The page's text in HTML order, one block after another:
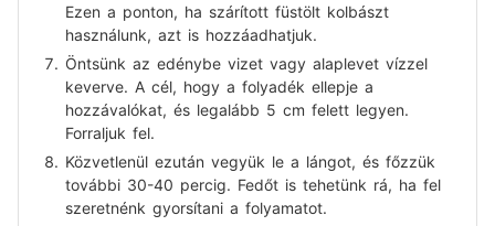
Ezen a ponton, ha szárított füstölt kolbászt
használunk, azt is hozzáadhatjuk.
Öntsünk az edénybe vizet vagy alaplevet vízzel
keverve. A cél, hogy a folyadék ellepje a
hozzávalókat, és legalább 5 cm felett legyen.
Forraljuk fel.
Közvetlenül ezután vegyük le a lángot, és főzzük
további 30-40 percig. Fedőt is tehetünk rá, ha fel
szeretnénk gyorsítani a folyamatot.